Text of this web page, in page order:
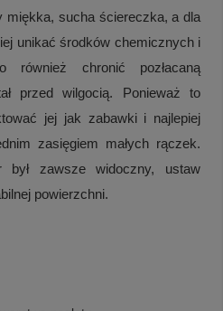
sucha ściereczka, a dla
unikać środków chemicznych i
również chronić pozłacaną
przed wilgocią. Ponieważ to
jej jak zabawki i najlepiej
zasięgiem małych rączek.
zawsze widoczny, ustaw
powierzchni.